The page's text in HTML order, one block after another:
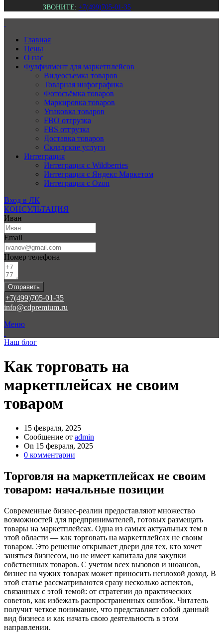
ЗВОНИТЕ: +7(499)705-01-35
Главная
Цены
О нас
Фулфилмент для маркетплейсов
Видеосъемка товаров
Товарная инфографика
Фотосъёмка товаров
Маркировка товаров
Упаковка товаров
FBO отгрузка
FBS отгрузка
Доставка товаров
Складские услуги
Интеграция
Интеграция с Wildberries
Интеграция с Яндекс Маркетом
Интеграция с Ozon
Вход в ЛК
КОНСУЛЬТАЦИЯ
Иван
Email
Номер телефона
Отправить
+7(499)705-01-35
info@cdpremium.ru
Меню
Наш блог
Как торговать на
маркетплейсах не своим
товаром
15 февраля, 2025
Сообщение от admin
On 15 февраля, 2025
0 комментарии
Торговля на маркетплейсах не своим
товаром: начальные позиции
Современные бизнес-реалии предоставляют множество
возможностей для предпринимателей, готовых размещать
товары на маркетплейсах. Одна из самых актуальных тем в
этой области — как торговать на маркетплейсах не своим
товаром. Это решение открывает двери для тех, кто хочет
заняться бизнесом, но не имеет капитала для закупки
собственных товаров. С учетом всех вызовов и нюансов,
бизнес на чужих товарах может приносить неплохой доход. В
этой статье рассматриваются сразу несколько аспектов,
связанных с этой темой: от стратегии до практических
советов, как избежать распространенных ошибок. Читатель
получит четкое понимание, что представляет собой данный
вид бизнеса и как начать свою деятельность в этом
направлении.